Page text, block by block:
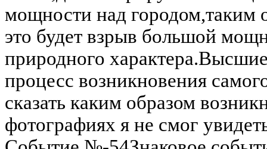
мощности над городом,таким
это будет взрыв большой
природного
процесс возникновения
сказать каким образом
фотографиях я не смог